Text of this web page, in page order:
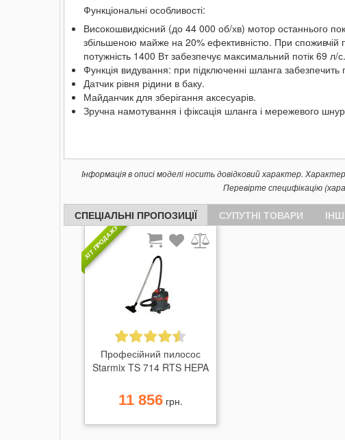
Функціональні особливості:
Високошвидкісний (до 44 000 об/хв) мотор останнього
збільшеною майже на 20% ефективністю. При споживчій
потужність 1400 Вт забезпечує максимальний потік 69
Функція видування: при підключенні шланга забезпечить
Датчик рівня рідини в баку.
Майданчик для зберігання аксесуарів.
Зручна намотування і фіксація шланга і мережевого
Інформація в описі моделі носить довідковий характер.
Перевірте специфікацію
СПЕЦІАЛЬНІ ПРОПОЗИЦІЇ СУПУТНІ ТОВАРИ
ХІТ ПРОДАЖУ
Професійний пилосос
Starmix TS 714 RTS HEPA
11 856 грн.